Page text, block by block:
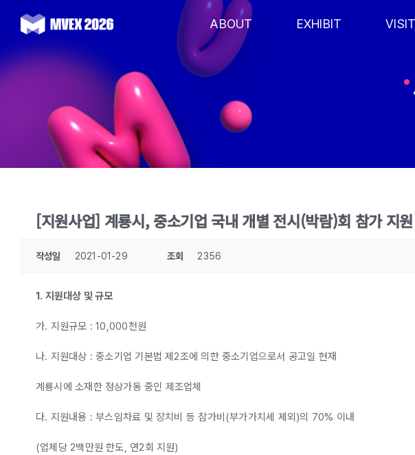
content
ABOUT EXHIBIT VISIT
[지원사업] 계룡시, 중소기업 국내 개별 전시(박람)회 참가 지
작성일 2021-01-29 조회 2356
1. 지원대상 및 규모
가. 지원규모 : 10,000천원
나. 지원대상 : 중소기업 기본법 제2조에 의한 중소기업으로서 공고일 현재
계룡시에 소재한 정상가동 중인 제조업체
다. 지원내용 : 부스임차료 및 장치비 등 참가비(부가가치세 제외)의 70% 이내
(업체당 2백만원 한도, 연2회 지원)